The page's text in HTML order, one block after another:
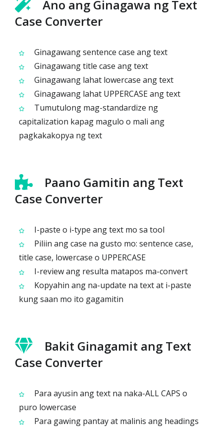
Ano ang Ginagawa ng Text
Case Converter
Ginagawang sentence case ang text
Ginagawang title case ang text
Ginagawang lahat lowercase ang text
Ginagawang lahat UPPERCASE ang text
Tumutulong mag-standardize ng
capitalization kapag magulo o mali ang
pagkakakopya ng text
Paano Gamitin ang Text
Case Converter
I-paste o i-type ang text mo sa tool
Piliin ang case na gusto mo: sentence case,
title case, lowercase o UPPERCASE
I-review ang resulta matapos ma-convert
Kopyahin ang na-update na text at i-paste
kung saan mo ito gagamitin
Bakit Ginagamit ang Text
Case Converter
Para ayusin ang text na naka-ALL CAPS o
puro lowercase
Para gawing pantay at malinis ang headings